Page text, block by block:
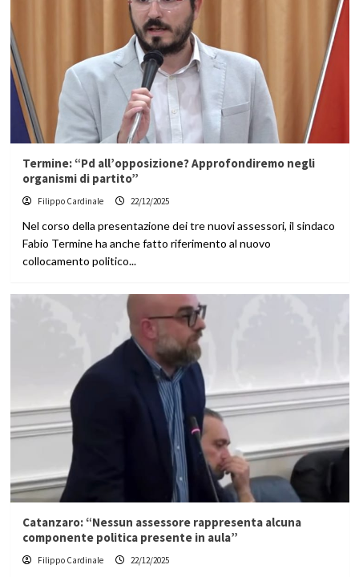
Termine: “Pd all’opposizione? Approfondiremo negli
organismi di partito”
Filippo Cardinale 22/12/2025
Nel corso della presentazione dei tre nuovi assessori, il sindaco
Fabio Termine ha anche fatto riferimento al nuovo
collocamento politico...
Catanzaro: “Nessun assessore rappresenta alcuna
componente politica presente in aula”
Filippo Cardinale 22/12/2025